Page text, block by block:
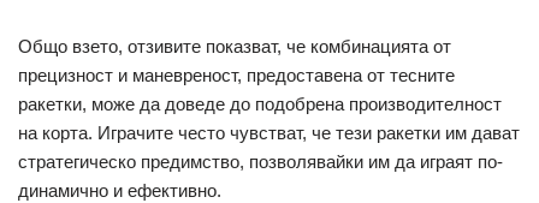
Общо взето, отзивите показват, че комбинацията от
прецизност и маневреност, предоставена от тесните
ракетки, може да доведе до подобрена производителност
на корта. Играчите често чувстват, че тези ракетки им дават
стратегическо предимство, позволявайки им да играят по-
динамично и ефективно.